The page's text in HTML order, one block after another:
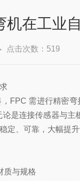
机在工业
点击次数：519
FPC 需进行精密弯
是连接传感器与
定、可靠，大幅提升
质与规格